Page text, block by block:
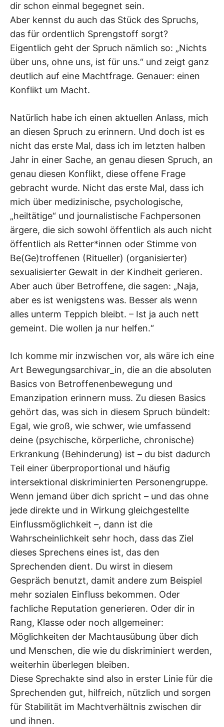
dir schon einmal begegnet sein.
Aber kennst du auch das Stück des Spruchs,
das für ordentlich Sprengstoff sorgt?
Eigentlich geht der Spruch nämlich so: „Nichts
über uns, ohne uns, ist für uns.“ und zeigt ganz
deutlich auf eine Machtfrage. Genauer: einen
Konflikt um Macht.
Natürlich habe ich einen aktuellen Anlass, mich
an diesen Spruch zu erinnern. Und doch ist es
nicht das erste Mal, dass ich im letzten halben
Jahr in einer Sache, an genau diesen Spruch, an
genau diesen Konflikt, diese offene Frage
gebracht wurde. Nicht das erste Mal, dass ich
mich über medizinische, psychologische,
„heiltätige“ und journalistische Fachpersonen
ärgere, die sich sowohl öffentlich als auch nicht
öffentlich als Retter*innen oder Stimme von
Be(Ge)troffenen (Ritueller) (organisierter)
sexualisierter Gewalt in der Kindheit gerieren.
Aber auch über Betroffene, die sagen: „Naja,
aber es ist wenigstens was. Besser als wenn
alles unterm Teppich bleibt. – Ist ja auch nett
gemeint. Die wollen ja nur helfen.“
Ich komme mir inzwischen vor, als wäre ich eine
Art Bewegungsarchivar_in, die an die absoluten
Basics von Betroffenenbewegung und
Emanzipation erinnern muss. Zu diesen Basics
gehört das, was sich in diesem Spruch bündelt:
Egal, wie groß, wie schwer, wie umfassend
deine (psychische, körperliche, chronische)
Erkrankung (Behinderung) ist – du bist dadurch
Teil einer überproportional und häufig
intersektional diskriminierten Personengruppe.
Wenn jemand über dich spricht – und das ohne
jede direkte und in Wirkung gleichgestellte
Einflussmöglichkeit –, dann ist die
Wahrscheinlichkeit sehr hoch, dass das Ziel
dieses Sprechens eines ist, das den
Sprechenden dient. Du wirst in diesem
Gespräch benutzt, damit andere zum Beispiel
mehr sozialen Einfluss bekommen. Oder
fachliche Reputation generieren. Oder dir in
Rang, Klasse oder noch allgemeiner:
Möglichkeiten der Machtausübung über dich
und Menschen, die wie du diskriminiert werden,
weiterhin überlegen bleiben.
Diese Sprechakte sind also in erster Linie für die
Sprechenden gut, hilfreich, nützlich und sorgen
für Stabilität im Machtverhältnis zwischen dir
und ihnen.